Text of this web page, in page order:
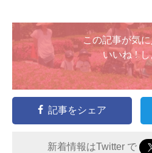
この記事が気
いいね !
記事をシェア
新着情報はTwitter で